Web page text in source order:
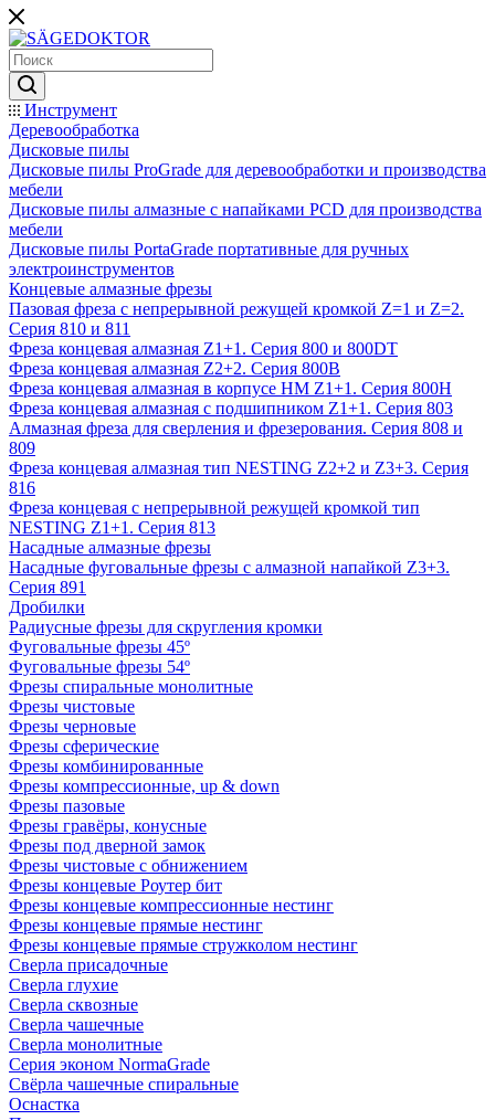
Инструмент
Деревообработка
Дисковые пилы
Дисковые пилы ProGrade для деревообработки и производства
мебели
Дисковые пилы алмазные с напайками PCD для производства
мебели
Дисковые пилы PortaGrade портативные для ручных
электроинструментов
Концевые алмазные фрезы
Пазовая фреза с непрерывной режущей кромкой Z=1 и Z=2.
Серия 810 и 811
Фреза концевая алмазная Z1+1. Серия 800 и 800DT
Фреза концевая алмазная Z2+2. Серия 800B
Фреза концевая алмазная в корпусе НМ Z1+1. Серия 800H
Фреза концевая алмазная с подшипником Z1+1. Серия 803
Алмазная фреза для сверления и фрезерования. Серия 808 и
809
Фреза концевая алмазная тип NESTING Z2+2 и Z3+3. Серия
816
Фреза концевая с непрерывной режущей кромкой тип
NESTING Z1+1. Серия 813
Насадные алмазные фрезы
Насадные фуговальные фрезы с алмазной напайкой Z3+3.
Серия 891
Дробилки
Радиусные фрезы для скругления кромки
Фуговальные фрезы 45º
Фуговальные фрезы 54º
Фрезы спиральные монолитные
Фрезы чистовые
Фрезы черновые
Фрезы сферические
Фрезы комбинированные
Фрезы компрессионные, up & down
Фрезы пазовые
Фрезы гравёры, конусные
Фрезы под дверной замок
Фрезы чистовые с обнижением
Фрезы концевые Роутер бит
Фрезы концевые компрессионные нестинг
Фрезы концевые прямые нестинг
Фрезы концевые прямые стружколом нестинг
Сверла присадочные
Сверла глухие
Сверла сквозные
Сверла чашечные
Сверла монолитные
Серия эконом NormaGrade
Свёрла чашечные спиральные
Оснастка